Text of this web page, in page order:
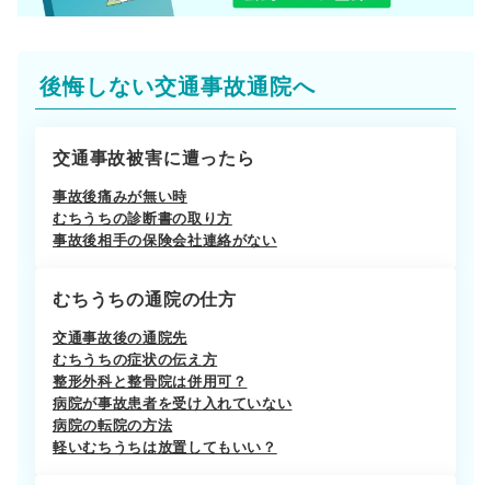
後悔しない交通事故通院へ
交通事故被害に遭ったら
事故後痛みが無い時
むちうちの診断書の取り方
事故後相手の保険会社連絡がない
むちうちの通院の仕方
交通事故後の通院先
むちうちの症状の伝え方
整形外科と整骨院は併用可？
病院が事故患者を受け入れていない
病院の転院の方法
軽いむちうちは放置してもいい？